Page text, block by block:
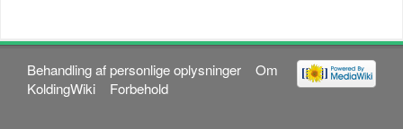
Behandling af personlige oplysninger
Om
KoldingWiki
Forbehold